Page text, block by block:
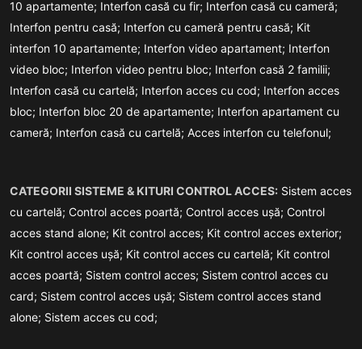
10 apartamente; Interfon casă cu fir; Interfon casă cu cameră;
Interfon pentru casă; Interfon cu cameră pentru casă; Kit
interfon 10 apartamente; Interfon video apartament; Interfon
video bloc; Interfon video pentru bloc; Interfon casă 2 familii;
Interfon casă cu cartelă; Interfon acces cu cod; Interfon acces
bloc; Interfon bloc 20 de apartamente; Interfon apartament cu
cameră; Interfon casă cu cartelă; Acces interfon cu telefonul;
CATEGORII SISTEME & KITURI CONTROL ACCES: Sistem acces
cu cartelă; Control acces poartă; Control acces ușă; Control
acces stand alone; Kit control acces; Kit control acces exterior;
Kit control acces ușă; Kit control acces cu cartelă; Kit control
acces poartă; Sistem control acces; Sistem control acces cu
card; Sistem control acces ușă; Sistem control acces stand
alone; Sistem acces cu cod;